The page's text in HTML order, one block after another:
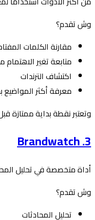
وش تقدم؟
مقارنة الكلمات
متابعة تغير
اكتشاف الترندات
معرفة أكثر المواضيع
وتعتبر نقطة بداية ممتازة
3. Brandwatch
أداة متخصصة في تحليل
وش تقدم؟
تحليل المحادثات